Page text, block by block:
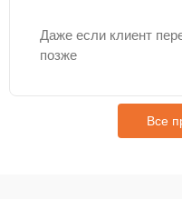
Даже если клиент
позже
Все